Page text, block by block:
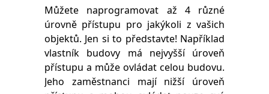
Můžete naprogramovat až 4 různé
úrovně přístupu pro jakýkoli z vašich
objektů. Jen si to představte! Například
vlastník budovy má nejvyšší úroveň
přístupu a může ovládat celou budovu.
Jeho zaměstnanci mají nižší úroveň